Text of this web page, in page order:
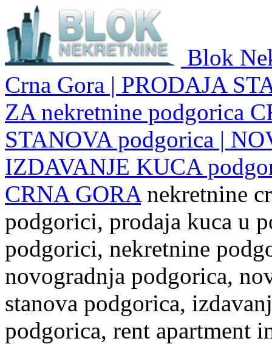
Blok
Crna Gora | PRODAJA
ZA nekretnine podgorica
STANOVA podgorica |
IZDAVANJE KUCA
CRNA GORA nekretnine
podgorici, prodaja kuca u
podgorici, nekretnine
novogradnja podgorica,
stanova podgorica,
podgorica, rent apartment